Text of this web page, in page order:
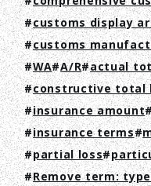
COMPANY
RECRUIT
COLUMN
NEWS
CONTACT
customs display
customs
WA A/R actual
constructive total
insurance amount
insurance terms
partial loss
Remove term: